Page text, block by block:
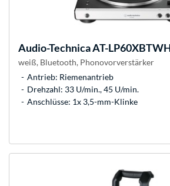
Audio-TechnicaAT-
weiß, Bluetooth, Phonovorverstärker
Antrieb: Riemenantrieb
Drehzahl: 33 U/min., 45 U/min.
Anschlüsse: 1x 3,5-mm-Klinke